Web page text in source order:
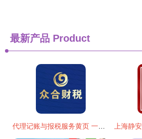
最新产品 Product